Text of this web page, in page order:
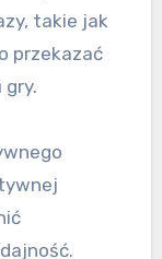
takie jak
przekazać
gry.